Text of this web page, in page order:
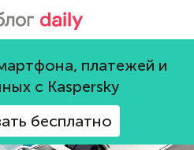
Касперского
платежей и
с Kaspersky
бесплатно